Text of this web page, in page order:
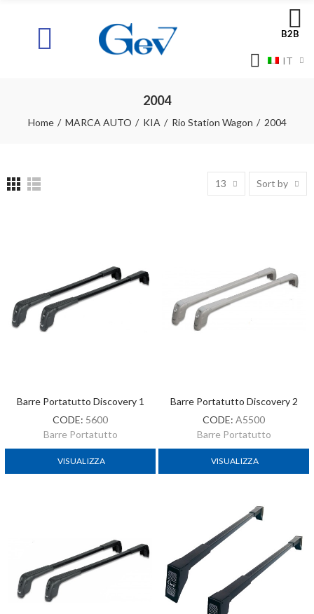
B2B
IT
2004
Home MARCA AUTO KIA Rio Station Wagon 2004
13 Sort by
Barre Portatutto Discovery 1
CODE: 5600
Barre Portatutto
VISUALIZZA
Barre Portatutto Discovery 2
CODE: A5500
Barre Portatutto
VISUALIZZA